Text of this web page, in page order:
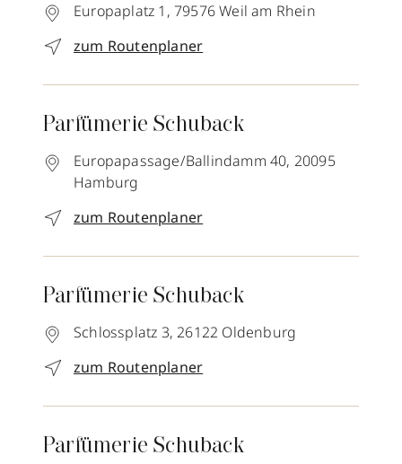
Europaplatz 1, 79576Weil am Rhein
zum Routenplaner
Parfümerie Schuback
Europapassage/Ballindamm 40, 20095
Hamburg
zum Routenplaner
Parfümerie Schuback
Schlossplatz 3, 26122 Oldenburg
zum Routenplaner
Parfümerie Schuback